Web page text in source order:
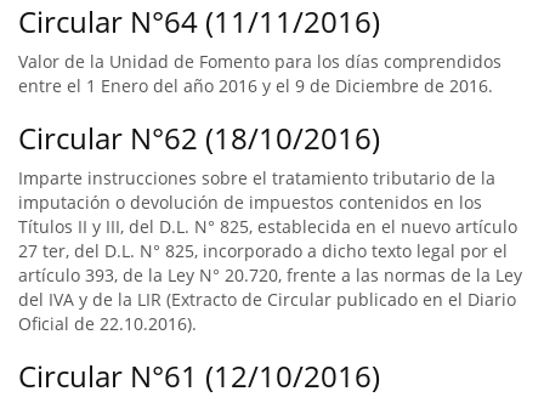
Circular N°64 (11/11/2016)
Valor de la Unidad de Fomento para los días comprendidos
entre el 1 Enero del año 2016 y el 9 de Diciembre de 2016.
Circular N°62 (18/10/2016)
Imparte instrucciones sobre el tratamiento tributario de la
imputación o devolución de impuestos contenidos en los
Títulos II y III, del D.L. N° 825, establecida en el nuevo artículo
27 ter, del D.L. N° 825, incorporado a dicho texto legal por el
artículo 393, de la Ley N° 20.720, frente a las normas de la Ley
del IVA y de la LIR (Extracto de Circular publicado en el Diario
Oficial de 22.10.2016).
Circular N°61 (12/10/2016)